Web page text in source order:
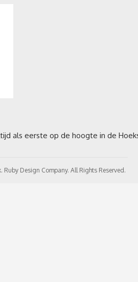
Design Company. All Rights Reserved.